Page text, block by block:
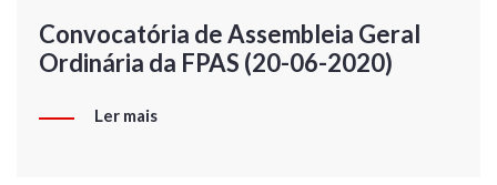
Convocatória de Assembleia Geral
Ordinária da FPAS (20-06-2020)
Ler mais